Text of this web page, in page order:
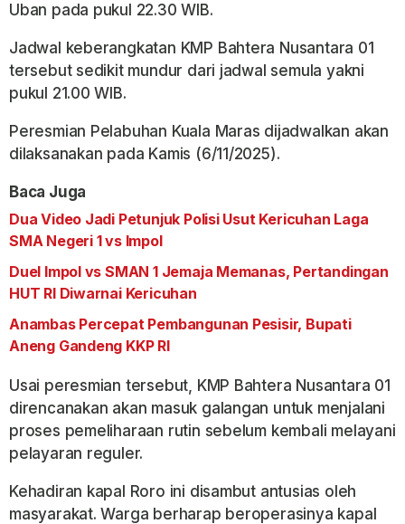
Uban pada pukul 22.30 WIB.
Jadwal keberangkatan KMP Bahtera Nusantara 01
tersebut sedikit mundur dari jadwal semula yakni
pukul 21.00 WIB.
Peresmian Pelabuhan Kuala Maras dijadwalkan akan
dilaksanakan pada Kamis (6/11/2025).
Baca Juga
Dua Video Jadi Petunjuk Polisi Usut Kericuhan Laga
SMA Negeri 1 vs Impol
Duel Impol vs SMAN 1 Jemaja Memanas, Pertandingan
HUT RI Diwarnai Kericuhan
Anambas Percepat Pembangunan Pesisir, Bupati
Aneng Gandeng KKP RI
Usai peresmian tersebut, KMP Bahtera Nusantara 01
direncanakan akan masuk galangan untuk menjalani
proses pemeliharaan rutin sebelum kembali melayani
pelayaran reguler.
Kehadiran kapal Roro ini disambut antusias oleh
masyarakat. Warga berharap beroperasinya kapal